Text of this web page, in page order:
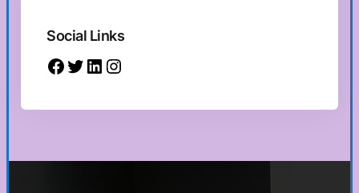
Social Links
Facebook Twitter LinkedIn Instagram